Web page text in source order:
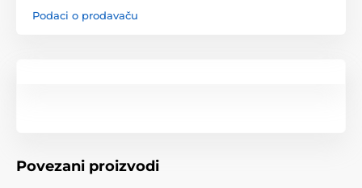
Podaci o prodavaču
Povezani proizvodi